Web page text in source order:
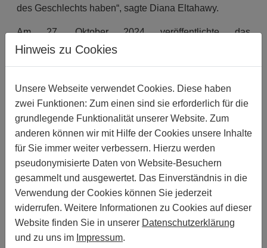
des Geschlechts haben“, sagte Diana Eltahawy.
Am 27. Oktober 2024 veröffentlichte das
Justizministerium eine Erklärung, in der es die
die „gegen die öffentliche Moral“ verstoßen, verurteilte
und die Staatsanwält*innen aufforderte, „die
notwendigen gerichtlichen Maßnahmen zu ergreifen
und Ermittlungen gegen jeden einzuleiten, der Daten,
Bilder und Videoclips mit Inhalten produziert, anzeigt
oder veröffentlicht, die die moralischen Werte
untergraben“. Nach Angaben von Damj löste die
Erklärung des Ministeriums eine Kampagne gegen
LGBTI-Personen aus.
Wenige Tage nach dieser Erklärung wurden fünf
Urheber*innen von Inhalten, darunter auch Khoubaib,
Hinweis zu Cookies
Unsere Webseite verwendet Cookies. Diese haben
zwei Funktionen: Zum einen sind sie erforderlich für die
grundlegende Funktionalität unserer Website. Zum
anderen können wir mit Hilfe der Cookies unsere Inhalte
für Sie immer weiter verbessern. Hierzu werden
pseudonymisierte Daten von Website-Besuchern
gesammelt und ausgewertet. Das Einverständnis in die
Verwendung der Cookies können Sie jederzeit
widerrufen. Weitere Informationen zu Cookies auf dieser
Website finden Sie in unserer Datenschutzerklärung
und zu uns im Impressum.